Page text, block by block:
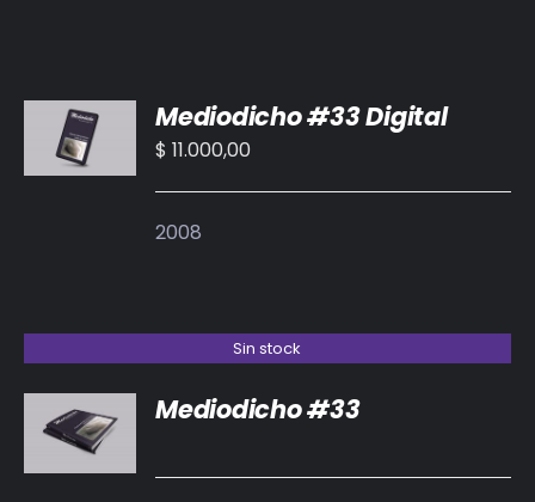
AL
CARRITO
/
Mediodicho #33 Digital
$ 11.000,00
2008
Sin stock
DETALLES
Mediodicho #33